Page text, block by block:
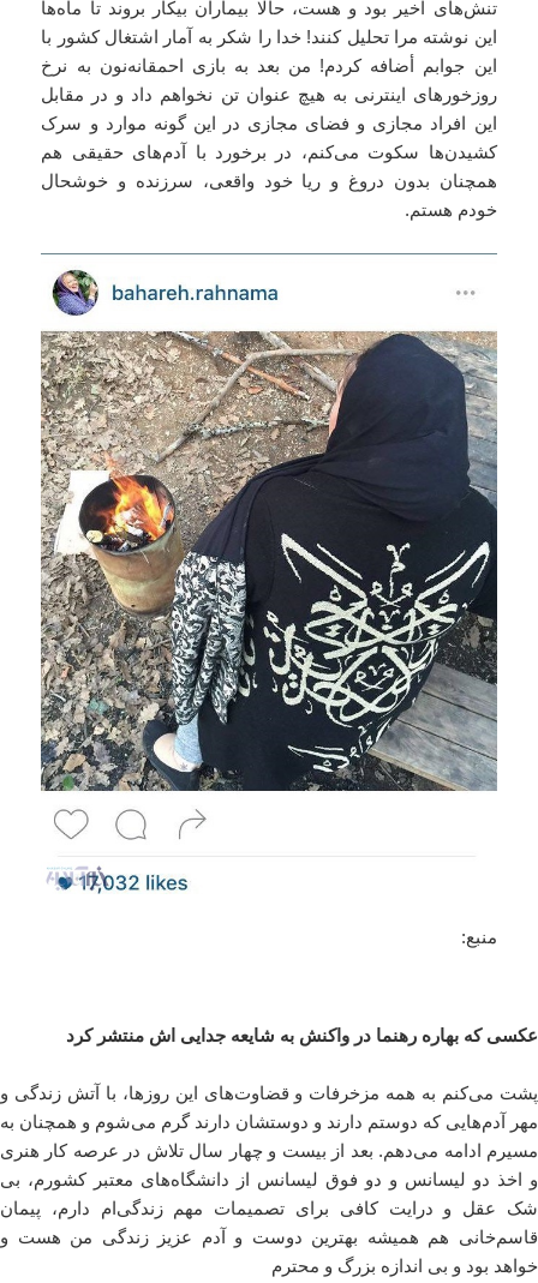
تنش‌های اخیر بود و هست، حالا بیماران بیکار بروند تا ماه‌ها
این نوشته مرا تحلیل کنند! خدا را شکر به آمار اشتغال کشور با
این جوابم أضافه کردم! من بعد به بازی احمقانه‌نون به نرخ
روزخورهای اینترنی به هیچ عنوان تن نخواهم داد و در مقابل
این افراد مجازی و فضای مجازی در این گونه موارد و سرک
کشیدن‌ها سکوت می‌کنم، در برخورد با آدم‌های حقیقی هم
همچنان بدون دروغ و ریا خود واقعی، سرزنده و خوشحال
خودم هستم.
منبع:
عکسی که بهاره رهنما در واکنش به شایعه جدایی اش منتشر کرد
پشت می‌کنم به همه مزخرفات و قضاوت‌های این روزها، با آتش زندگی و
مهر آدم‌هایی که دوستم دارند و دوستشان دارند گرم می‌شوم و همچنان به
مسیرم ادامه می‌دهم. بعد از بیست و چهار سال تلاش در عرصه کار هنری
و اخذ دو لیسانس و دو فوق لیسانس از دانشگاه‌های معتبر کشورم، بی
شک عقل و درایت کافی برای تصمیمات مهم زندگی‌ام دارم، پیمان
قاسم‌خانی هم همیشه بهترین دوست و آدم عزیز زندگی من هست و
خواهد بود و بی اندازه بزرگ و محترم